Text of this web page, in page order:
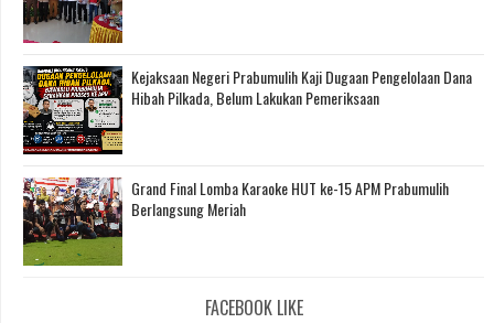
Kejaksaan Negeri Prabumulih Kaji Dugaan Pengelolaan Dana
Hibah Pilkada, Belum Lakukan Pemeriksaan
Grand Final Lomba Karaoke HUT ke-15 APM Prabumulih
Berlangsung Meriah
FACEBOOK LIKE